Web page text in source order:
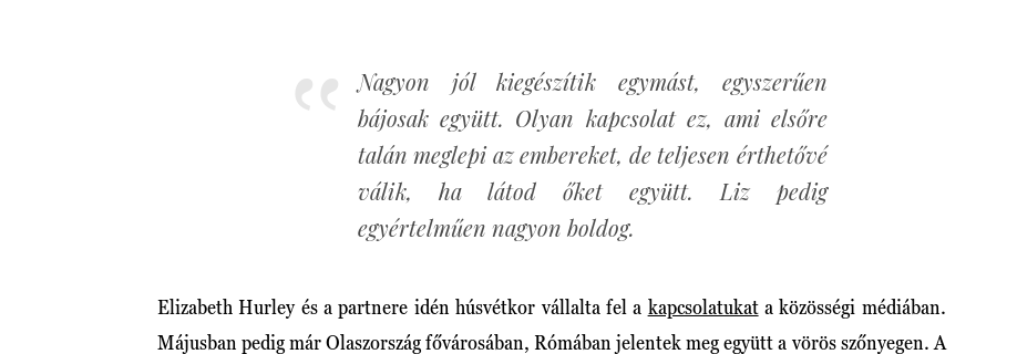
Nagyon jól kiegészítik egymást, egyszerűen
bájosak együtt. Olyan kapcsolat ez, ami elsőre
talán meglepi az embereket, de teljesen érthetővé
válik, ha látod őket együtt. Liz pedig
egyértelműen nagyon boldog.
Elizabeth Hurley és a partnere idén húsvétkor vállalta fel a kapcsolatukata közösségi médiában.
Májusban pedig már Olaszország fővárosában, Rómában jelentek meg együtt a vörös szőnyegen. A